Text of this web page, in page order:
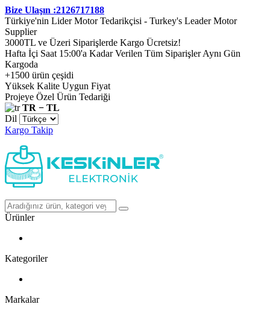
Bize Ulaşın :2126717188
Türkiye'nin Lider Motor Tedarikçisi - Turkey's Leader Motor
Supplier
3000TL ve Üzeri Siparişlerde Kargo Ücretsiz!
Hafta İçi Saat 15:00'a Kadar Verilen Tüm Siparişler Aynı Gün
Kargoda
+1500 ürün çeşidi
Yüksek Kalite Uygun Fiyat
Projeye Özel Ürün Tedariği
TR − TL
Dil
Kargo Takip
Ürünler
Kategoriler
Markalar